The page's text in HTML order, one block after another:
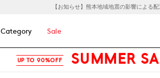
【お知らせ】熊本地域地震の影響による
Category Sale
UP TO 90%OFF SUMMER